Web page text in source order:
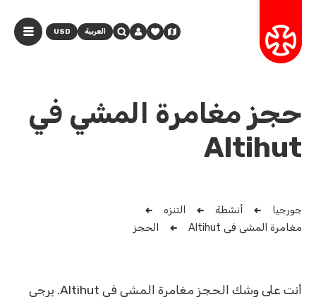
العربية USD
حجز مغامرة المشي في
Altihut
جورجيا أنشطة
التنزه
مغامرة المشي في Altihut
الحجز
أنت على وشك الحجز مغامرة المشي في Altihut. يرجى